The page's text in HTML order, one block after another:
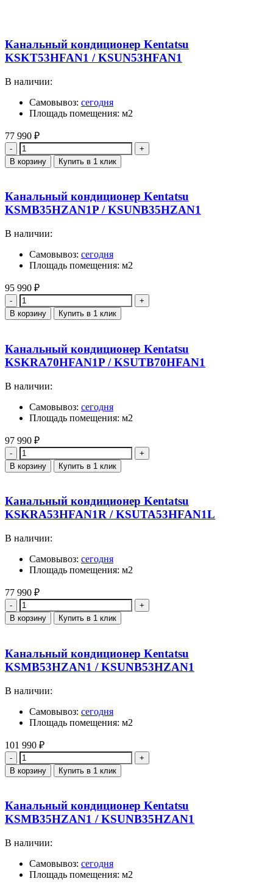
Канальный кондиционер Kentatsu
KSKT53HFAN1 / KSUN53HFAN1
В наличии:
Самовывоз: сегодня
Площадь помещения: м2
77 990 ₽
Количество
В корзину Купить в 1 клик
Канальный кондиционер Kentatsu
KSMB35HZAN1P / KSUNB35HZAN1
В наличии:
Самовывоз: сегодня
Площадь помещения: м2
95 990 ₽
Количество
В корзину Купить в 1 клик
Канальный кондиционер Kentatsu
KSKRA70HFAN1P / KSUTB70HFAN1
В наличии:
Самовывоз: сегодня
Площадь помещения: м2
97 990 ₽
Количество
В корзину Купить в 1 клик
Канальный кондиционер Kentatsu
KSKRA53HFAN1R / KSUTA53HFAN1L
В наличии:
Самовывоз: сегодня
Площадь помещения: м2
77 990 ₽
Количество
В корзину Купить в 1 клик
Канальный кондиционер Kentatsu
KSMB53HZAN1 / KSUNB53HZAN1
В наличии:
Самовывоз: сегодня
Площадь помещения: м2
101 990 ₽
Количество
В корзину Купить в 1 клик
Канальный кондиционер Kentatsu
KSMB35HZAN1 / KSUNB35HZAN1
В наличии:
Самовывоз: сегодня
Площадь помещения: м2